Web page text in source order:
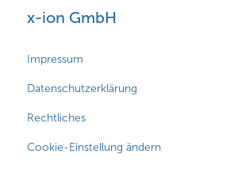
x-ion GmbH
Impressum
Datenschutzerklärung
Rechtliches
Cookie-Einstellung ändern